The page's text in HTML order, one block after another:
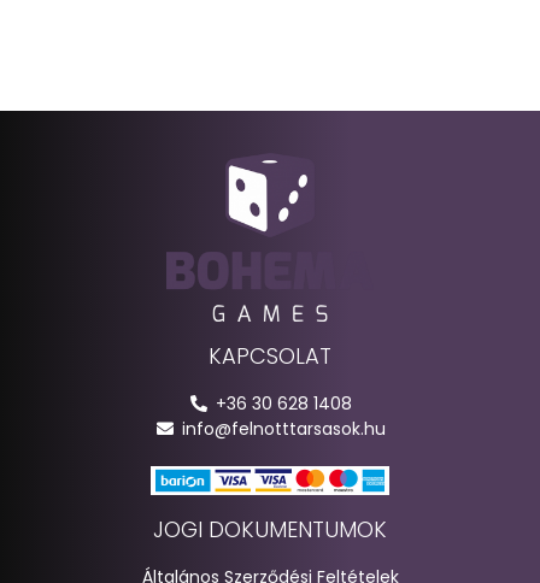
KAPCSOLAT
+36 30 628 1408
info@felnotttarsasok.hu
JOGI DOKUMENTUMOK
Általános Szerződési Feltételek